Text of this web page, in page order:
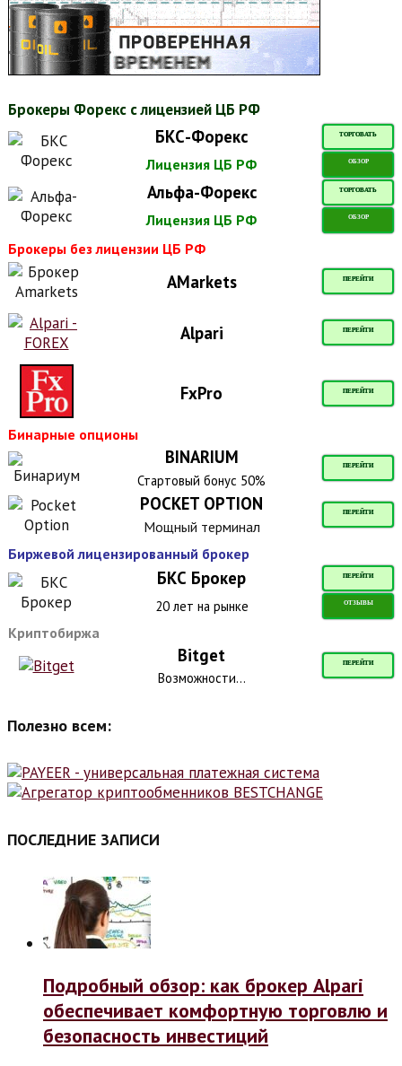
Брокеры Форекс с лицензией ЦБ РФ
БКС-Форекс ТОРГОВАТЬ
Лицензия ЦБ РФ ОБЗОР
Альфа-Форекс ТОРГОВАТЬ
Лицензия ЦБ РФ ОБЗОР
Брокеры без лицензии ЦБ РФ
AMarkets ПЕРЕЙТИ
Alpari ПЕРЕЙТИ
FxPro ПЕРЕЙТИ
Бинарные опционы
BINARIUM ПЕРЕЙТИ
Стартовый бонус 50%
POCKET OPTION ПЕРЕЙТИ
Мощный терминал
Биржевой лицензированный брокер
БКС Брокер ПЕРЕЙТИ
20 лет на рынке ОТЗЫВЫ
Криптобиржа
Bitget ПЕРЕЙТИ
Возможности...
Полезно всем:
ПОСЛЕДНИЕ ЗАПИСИ
Подробный обзор: как брокер Alpari
обеспечивает комфортную торговлю и
безопасность инвестиций